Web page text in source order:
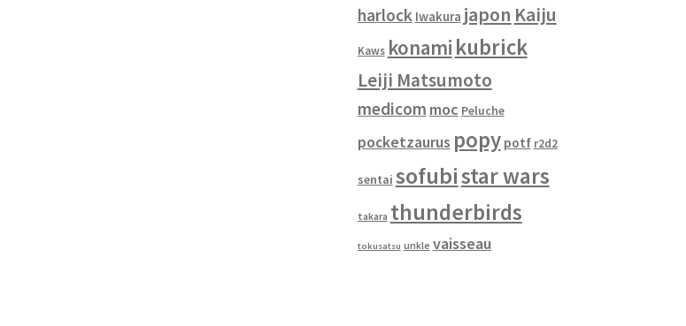
harlock Iwakura japon Kaiju
Kaws konami kubrick
Leiji Matsumoto
medicom moc Peluche
pocketzaurus popy potf r2d2
sentai sofubistar wars
takara thunderbirds
tokusatsu unkle vaisseau